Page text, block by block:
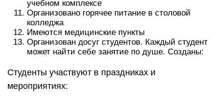
учебном комплексе
Организовано горячее питание в столовой
колледжа
Имеются медицинские пункты
Организован досуг студентов. Каждый студент
может найти себе занятие по душе. Созданы:
Студенты участвуют в праздниках и
мероприятиях: